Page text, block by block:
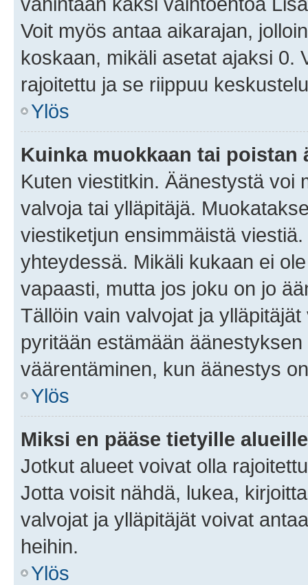
Voit myös antaa aikarajan,
koskaan, mikäli asetat ajaksi 0.
rajoitettu ja se riippuu
Ylös
Kuinka muokkaan tai poistan
Kuten viestitkin. Äänestystä voi
valvoja tai ylläpitäjä.
viestiketjun ensimmäistä
yhteydessä. Mikäli kukaan ei
vapaasti, mutta jos joku on jo
Tällöin vain valvojat ja
pyritään estämään
väärentäminen, kun äänestys
Ylös
Miksi en pääse tietyille
Jotkut alueet voivat olla
Jotta voisit nähdä, lukea,
valvojat ja ylläpitäjät voivat
heihin.
Ylös